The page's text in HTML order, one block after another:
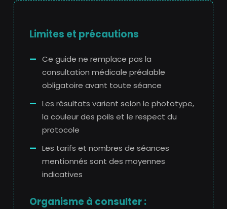
Limites et précautions
Ce guide ne remplace pas la
consultation médicale préalable
obligatoire avant toute séance
Les résultats varient selon le phototype,
la couleur des poils et le respect du
protocole
Les tarifs et nombres de séances
mentionnés sont des moyennes
indicatives
Organisme à consulter :